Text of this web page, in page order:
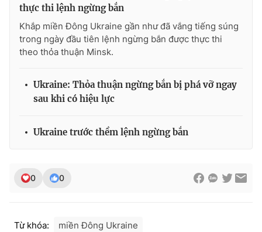
® Cấm sao chép dưới mọi hình thức nếu không có sự chấp
thuận bằng văn bản. Ghi rõ nguồn VTV.vn khi phát hành lại
thông tin từ website này.
thực thi lệnh ngừng bắn
Khắp miền Đông Ukraine gần như đã vắng tiếng súng
trong ngày đầu tiên lệnh ngừng bắn được thực thi
theo thỏa thuận Minsk.
Ukraine: Thỏa thuận ngừng bắn bị phá vỡ ngay
sau khi có hiệu lực
Ukraine trước thềm lệnh ngừng bắn
0 0
Từ khóa: miền Đông Ukraine